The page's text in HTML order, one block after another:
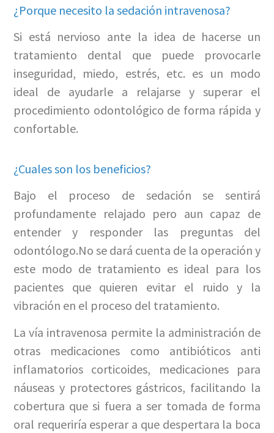
¿Porque necesito la sedación intravenosa?
Si está nervioso ante la idea de hacerse un
tratamiento dental que puede provocarle
inseguridad, miedo, estrés, etc. es un modo
ideal de ayudarle a relajarse y superar el
procedimiento odontológico de forma rápida y
confortable.
¿Cuales son los beneficios?
Bajo el proceso de sedación se sentirá
profundamente relajado pero aun capaz de
entender y responder las preguntas del
odontólogo.No se dará cuenta de la operación y
este modo de tratamiento es ideal para los
pacientes que quieren evitar el ruido y la
vibración en el proceso del tratamiento.
La vía intravenosa permite la administración de
otras medicaciones como antibióticos anti
inflamatorios corticoides, medicaciones para
náuseas y protectores gástricos, facilitando la
cobertura que si fuera a ser tomada de forma
oral requeriría esperar a que despertara la boca